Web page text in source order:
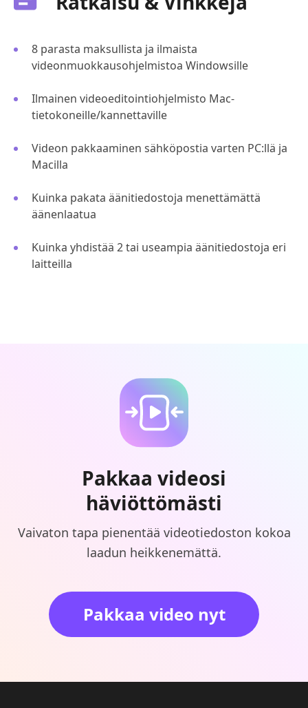
8 parasta maksullista ja ilmaista
videonmuokkausohjelmistoa Windowsille
Ilmainen videoeditointiohjelmisto Mac-
tietokoneille/kannettaville
Videon pakkaaminen sähköpostia varten PC:llä ja
Macilla
Kuinka pakata äänitiedostoja menettämättä
äänenlaatua
Kuinka yhdistää 2 tai useampia äänitiedostoja eri
laitteilla
Pakkaa videosi
häviöttömästi
Vaivaton tapa pienentää videotiedoston kokoa
laadun heikkenemättä.
Pakkaa video nyt